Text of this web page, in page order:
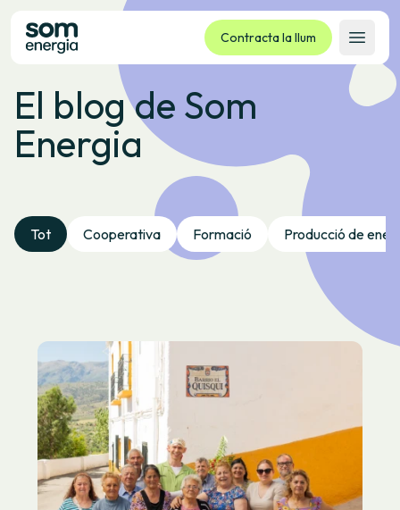
Contracta la llum
Obrir
Tarifes
Serveis
Empreses
La cooperativa
Contacte
Tràmits
El blog de Som
Energia
Tot Cooperativa Formació Producció de